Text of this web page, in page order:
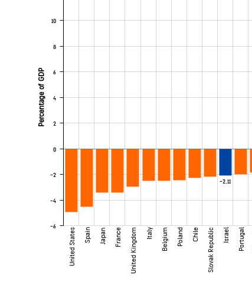
-2.11
United States Spain Japan France United Kingdom Italy Belgium Poland Chile Slovak Republic Israel Portugal
-6
-4
-2
0
2
4
6
8
10
Percentage of GDP